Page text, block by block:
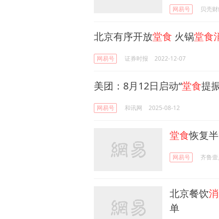
网易号 贝壳
北京有序开放堂食 火锅堂食
网易号 证券时报 2022-12-07
美团：8月12日启动“堂食提
网易号 和讯网 2025-08-12
堂食恢复
网易号 齐鲁
北京餐饮
单